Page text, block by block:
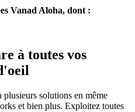
Vanad Aloha, dont :
à toutes vos
plusieurs solutions en même
et bien plus. Exploitez toutes